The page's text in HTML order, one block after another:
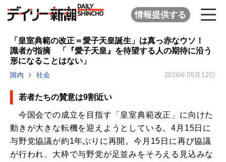
情報提供する
「皇室典範の改正＝愛子天皇誕生」は真っ赤なウソ！
識者が指摘 「『愛子天皇』を待望する人の期待に沿う
形になることはない」
国内 社会 2026年05月12日
若者たちの賛意は9割近い
今国会での成立を目指す「皇室典範改正」に向けた
動きが大きな転機を迎えようとしている。4月15日に
与野党協議が約1年ぶりに再開。今月15日に再び協議
が行われ、大枠で与野党が足並みをそろえる見込みな